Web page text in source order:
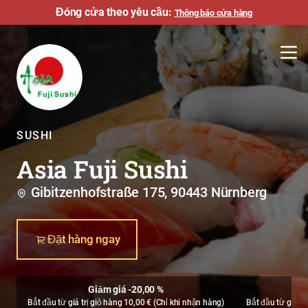
Đóng cửa theo yêu cầu: Thông báo cửa hàng
SUSHI
Asia Fuji Sushi
Gibitzenhofstraße 175, 90443 Nürnberg
Đặt hàng ngay
Giảm giá -20,00 %
Bắt đầu từ giá trị giỏ hàng 10,00 € (Chỉ khi nhận hàng) Bắt đầu từ giá